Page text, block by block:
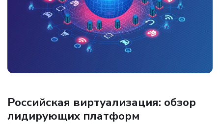
Российская виртуализация: обзор
лидирующих платформ